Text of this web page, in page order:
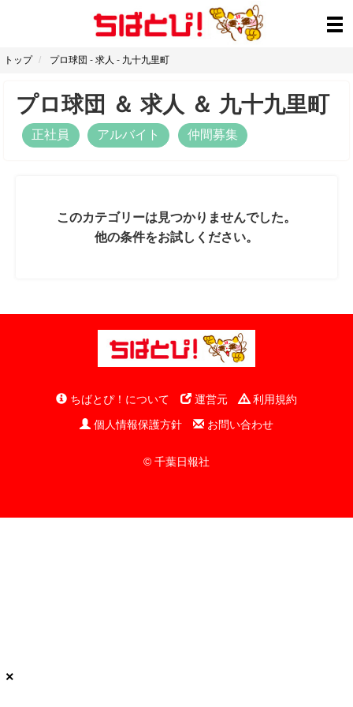
トップ プロ球団 - 求人 - 九十九里町
プロ球団 ＆求人 ＆ 九十九里町
正社員 アルバイト 仲間募集
このカテゴリーは見つかりませんでした。
他の条件をお試しください。
ちばとぴ！について 運営元
利用規約
個人情報保護方針
お問い合わせ
© 千葉日報社
×